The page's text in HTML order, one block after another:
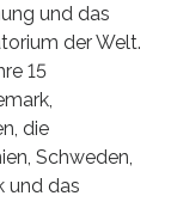
und das
der Welt.
15
die
Schweden,
und das